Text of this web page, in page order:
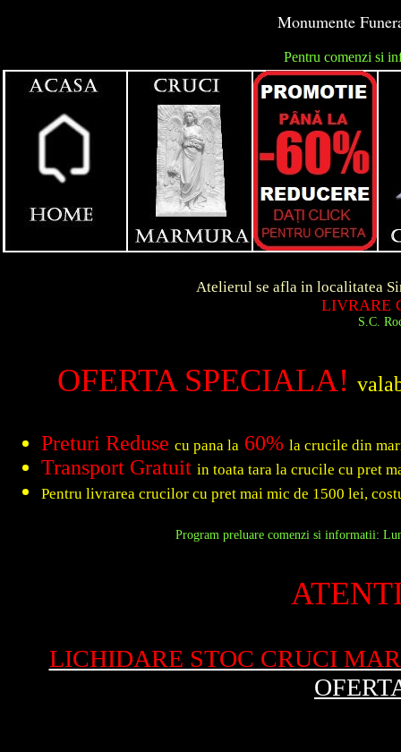
Monumente
Pentru comenzi si
Atelierul se afla in localitatea Simeria
LIVRARE
S.C. Roca Art
OFERTA SPECIALA!
Preturi Reduse cu pana la 60% la crucile din
Transport Gratuit in toata tara la crucile cu pret
Pentru livrarea crucilor cu pret mai mic de 1500 lei,
Program preluare comenzi si informatii:
LICHIDARE STOC CRUCI